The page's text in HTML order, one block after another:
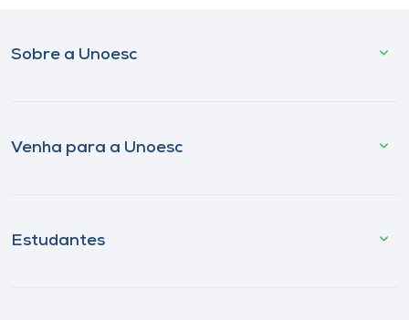
Sobre a Unoesc
Venha para a Unoesc
Estudantes